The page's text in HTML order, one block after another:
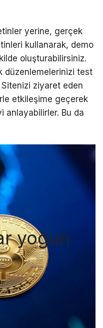
yerine, gerçek
kullanarak, demo
oluşturabilirsiniz.
düzenlemelerinizi test
Sitenizi ziyaret eden
etkileşime geçerek
anlayabilirler. Bu da
yoğun